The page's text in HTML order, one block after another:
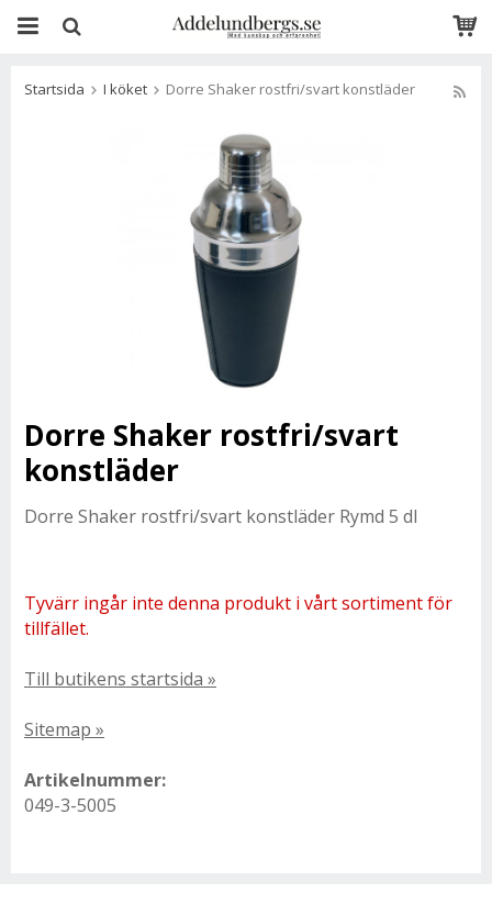
Startsida I köket Dorre Shaker rostfri/svart konstläder
Dorre Shaker rostfri/svart
konstläder
Dorre Shaker rostfri/svart konstläder Rymd 5 dl
Tyvärr ingår inte denna produkt i vårt sortiment för
tillfället.
Till butikens startsida »
Sitemap »
Artikelnummer:
049-3-5005